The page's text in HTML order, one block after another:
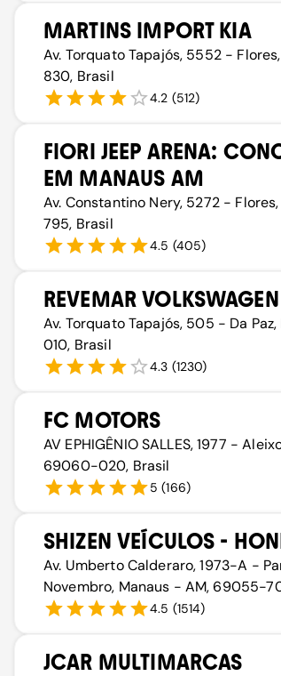
MARTINS IMPORT KIA
Av. Torquato Tapajós, 5552 -
830, Brasil
4.2 (512)
FIORI JEEP ARENA:
EM MANAUS AM
Av. Constantino Nery, 5272 -
795, Brasil
4.5 (405)
REVEMAR
Av. Torquato Tapajós, 505 - Da
010, Brasil
4.3 (1230)
FC MOTORS
AV EPHIGÊNIO SALLES, 1977 -
69060-020, Brasil
5 (166)
SHIZEN VEÍCULOS -
Av. Umberto Calderaro, 1973-A -
Novembro, Manaus - AM, 69055-
4.5 (1514)
JCAR MULTIMARCAS